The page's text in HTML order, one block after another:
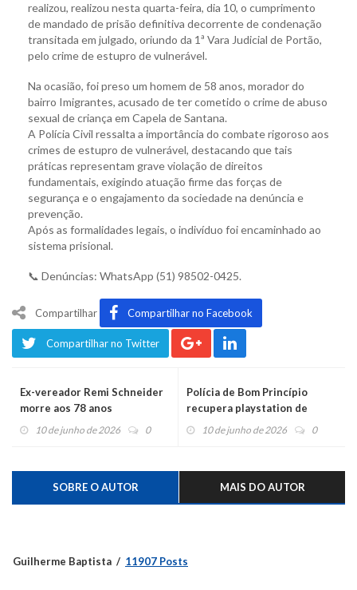
realizou, realizou nesta quarta-feira, dia 10, o cumprimento
de mandado de prisão definitiva decorrente de condenação
transitada em julgado, oriundo da 1ª Vara Judicial de Portão,
pelo crime de estupro de vulnerável.
Na ocasião, foi preso um homem de 58 anos, morador do
bairro Imigrantes, acusado de ter cometido o crime de abuso
sexual de criança em Capela de Santana.
A Polícia Civil ressalta a importância do combate rigoroso aos
crimes de estupro de vulnerável, destacando que tais
práticas representam grave violação de direitos
fundamentais, exigindo atuação firme das forças de
segurança e o engajamento da sociedade na denúncia e
prevenção.
Após as formalidades legais, o indivíduo foi encaminhado ao
sistema prisional.
📞 Denúncias: WhatsApp (51) 98502-0425.
Compartilhar Compartilhar no Facebook
Compartilhar no Twitter
Ex-vereador Remi Schneider
morre aos 78 anos
10 de junho de 2026 0
Polícia de Bom Princípio
recupera playstation de
crime de estelionato
10 de junho de 2026 0
SOBRE O AUTOR MAIS DO AUTOR
Guilherme Baptista 11907 Posts